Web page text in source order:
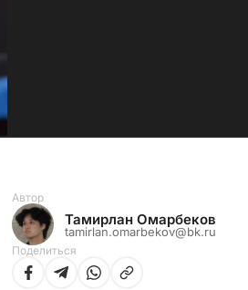
Автор
Тамирлан Омарбеков
tamirlan.omarbekov@bk.ru
Поделиться